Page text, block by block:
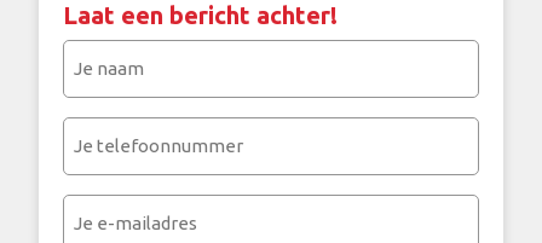
Laat een bericht achter!
(Vereist)
(Vereist)